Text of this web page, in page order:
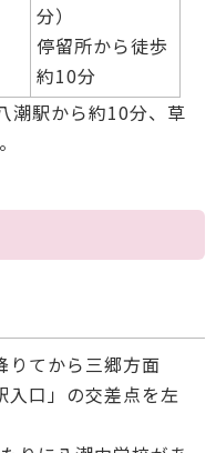
分）
停留所から徒歩
約10分
潮駅から約10分、草
りてから三郷方面
入口」の交差点を左